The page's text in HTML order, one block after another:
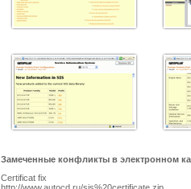
Замеченные конфликты в электронном
Certificat fix